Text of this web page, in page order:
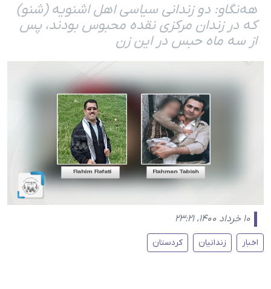
هه‌نگاو: دو زندانی سیاسی اهل اشنویه (شنو)
که در زندان مرکزی نقده محبوس بودند، پس
از سه ماه حبس در این زن
۱۰ خرداد ۱۴۰۰، ۲۳:۲۱
اخبار زندانیان کردستان